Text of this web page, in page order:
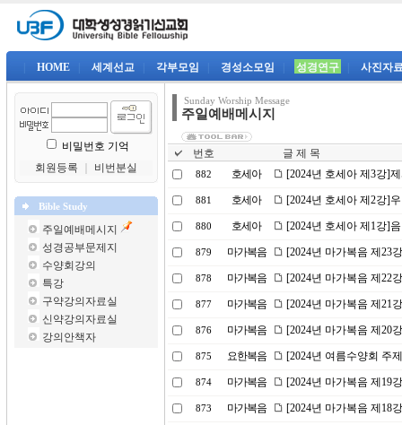
HOME 세계선교 각부모임 경성소모임 성경연구 사진자
비밀번호 기억
회원등록
비번분실
Bible Study
주일예배메시지
성경공부문제지
수양회강의
특강
구약강의자료실
신약강의자료실
강의안책자
Sunday Worship Message
주일예배메시지
번호 글 제 목
882 호세아 [2024년 호세아 제3강]
881 호세아 [2024년 호세아 제2강]
880 호세아 [2024년 호세아 제1강]
879 마가복음 [2024년 마가복음 제23
878 마가복음 [2024년 마가복음 제22
877 마가복음 [2024년 마가복음 제21
876 마가복음 [2024년 마가복음 제20
875 요한복음 [2024년 여름수양회 주
874 마가복음 [2024년 마가복음 제19
873 마가복음 [2024년 마가복음 제18